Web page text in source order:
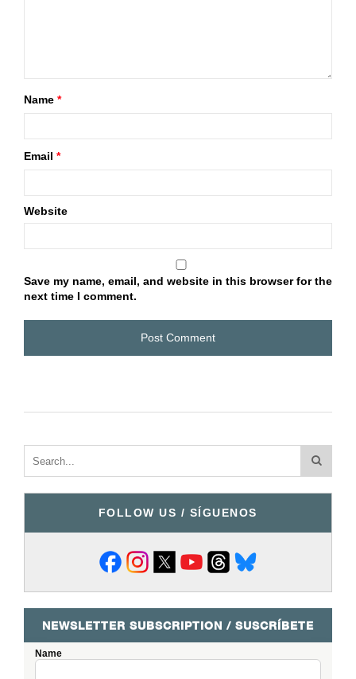
Name *
Email *
Website
Save my name, email, and website in this browser for the
next time I comment.
FOLLOW US / SÍGUENOS
NEWSLETTER SUBSCRIPTION / SUSCRÍBETE
Name